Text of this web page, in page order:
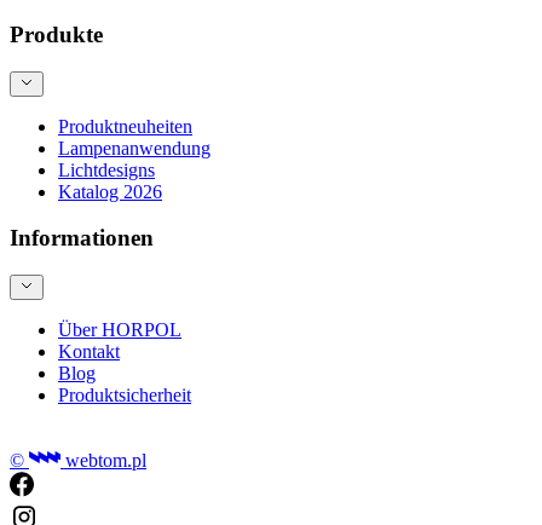
Produkte
Produktneuheiten
Lampenanwendung
Lichtdesigns
Katalog 2026
Informationen
Über HORPOL
Kontakt
Blog
Produktsicherheit
© webtom.pl